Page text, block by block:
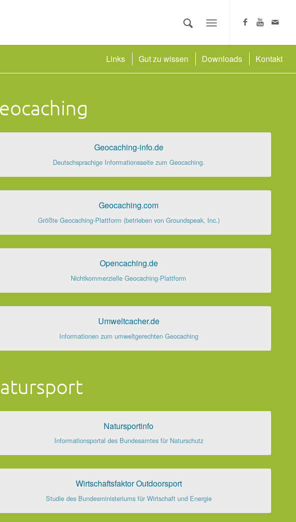
Links Gut zu wissen Downloads Kontakt
Geocaching-info.de
Deutschsprachige Informationsseite zum Geocaching.
Geocaching.com
Größte Geocaching-Plattform (betrieben von Groundspeak, Inc.)
Opencaching.de
Nichtkommerzielle Geocaching-Plattform
Umweltcacher.de
Informationen zum umweltgerechten Geocaching
Natursportinfo
Informationsportal des Bundesamtes für Naturschutz
Wirtschaftsfaktor Outdoorsport
Studie des Bundesministeriums für Wirtschaft und Energie